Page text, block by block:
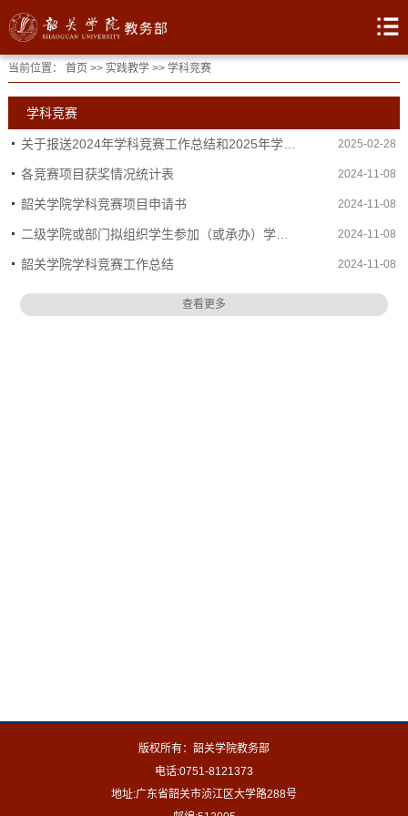
当前位置： 首页 >> 实践教学>> 学科竞赛
学科竞赛
2025-02-28
各竞赛项目获奖情况统计表 2024-11-08
韶关学院学科竞赛项目申请书 2024-11-08
2024-11-08
韶关学院学科竞赛工作总结 2024-11-08
查看更多
版权所有：韶关学院教务部
电话:0751-8121373
地址:广东省韶关市浈江区大学路288号